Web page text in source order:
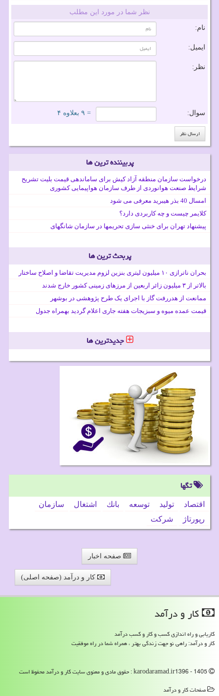
نظر شما در مورد این مطلب
نام:
ایمیل:
نظر:
سوال: = ۹ بعلاوه ۴
پربیننده ترین ها
درخواست سازمان منطقه آزاد کیش برای ساماندهی قیمت بلیت تشریح
شرایط صنعت هوانوردی از طرف سازمان هواپیمایی کشوری
امسال 40 بذر هیبرید معرفی می شود
کلایمر چیست و چه کاربردی دارد؟
پیشنهاد تهران برای خنثی سازی تحریمها در سازمان شانگهای
پربحث ترین ها
بحران ناترازی ۱۰ میلیون لیتری بنزین لزوم مدیریت تقاضا و اصلاح ساختار
بالاتر از ۳ میلیون زائر اربعین از مرزهای زمینی کشور خارج شدند
ممانعت از هدررفت گاز با اجرای یک طرح پژوهشی در بوشهر
قیمت عمده میوه و سبزیجات هفته جاری اعلام گردید بهمراه جدول
جدیدترین ها
تگها
اقتصاد تولید توسعه بانك اشتغال
سازمان
رپورتاژ
شركت
صفحه اخبار
کار و درآمد (صفحه اصلی)
كار و درآمد
کاریابی و راه اندازی کسب و کار و کسب درآمد
کار و درآمد: راهی نو جهت زندگی بهتر ، همراه شما در راه موفقیت
صفحات كار و درآمد